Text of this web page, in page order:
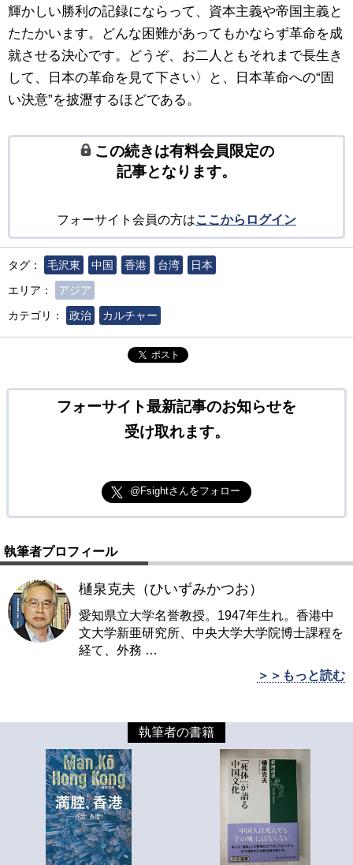
輝かしい勝利の記録にならって、資本主義や帝国主義と
たたかいます。どんな困難があってもかならず革命を成
就させる決心です。どうぞ、お二人ともそれまで長生き
して、日本の革命を見て下さい〉と、日本革命への“固
い決意”を披瀝するほどである。
この続きは有料会員限定の
記事となります。
フォーサイト会員の方はここからログイン
タグ： 毛沢東 中国 香港 台湾
日本
エリア：
アジア
カテゴリ：
政治 カルチャー
ポスト
フォーサイト最新記事のお知らせを
受け取れます。
@Fsightさんをフォロー
執筆者プロフィール
樋泉克夫（ひいずみかつお）
愛知県立大学名誉教授。1947年生れ。香港中
文大学新亜研究所、中央大学大学院博士課程を
経て、外務 …
＞＞もっと読む
執筆者の書籍